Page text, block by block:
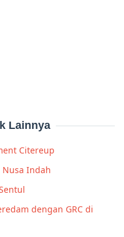
Lainnya
Citereup
Nusa Indah
dengan GRC di